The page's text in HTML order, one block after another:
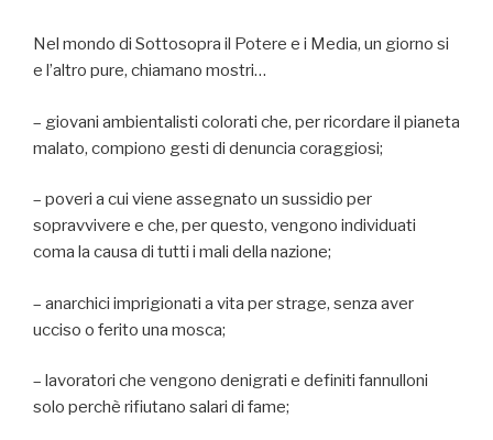
Nel mondo di Sottosopra il Potere e i Media, un giorno si
e l’altro pure, chiamano mostri…
– giovani ambientalisti colorati che, per ricordare il pianeta
malato, compiono gesti di denuncia coraggiosi;
– poveri a cui viene assegnato un sussidio per
sopravvivere e che, per questo, vengono individuati
coma la causa di tutti i mali della nazione;
– anarchici imprigionati a vita per strage, senza aver
ucciso o ferito una mosca;
– lavoratori che vengono denigrati e definiti fannulloni
solo perchè rifiutano salari di fame;